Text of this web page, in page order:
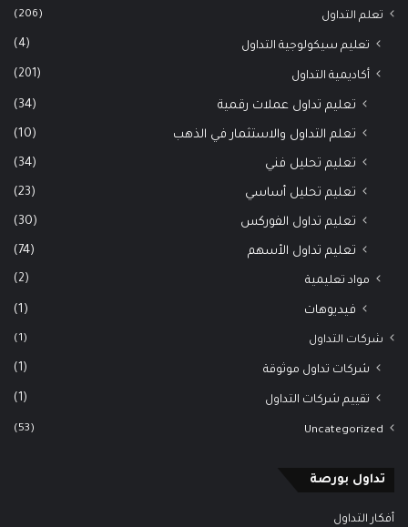
تعلم التداول (206)
تعليم سيكولوجية التداول (4)
أكاديمية التداول (201)
تعليم تداول عملات رقمية (34)
تعلم التداول والاستثمار في الذهب (10)
تعليم تحليل فني (34)
تعليم تحليل أساسي (23)
تعليم تداول الفوركس (30)
تعليم تداول الأسهم (74)
مواد تعليمية (2)
فيديوهات (1)
شركات التداول (1)
شركات تداول موثوقة (1)
تقييم شركات التداول (1)
Uncategorized
(53)
تداول بورصة
أفكار التداول